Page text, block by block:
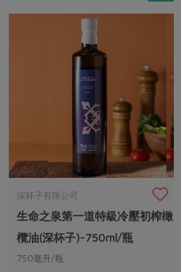
深杯子有限公司
生命之泉第一道特級冷壓初榨橄
欖油(深杯子)-750ml/瓶
750毫升/瓶